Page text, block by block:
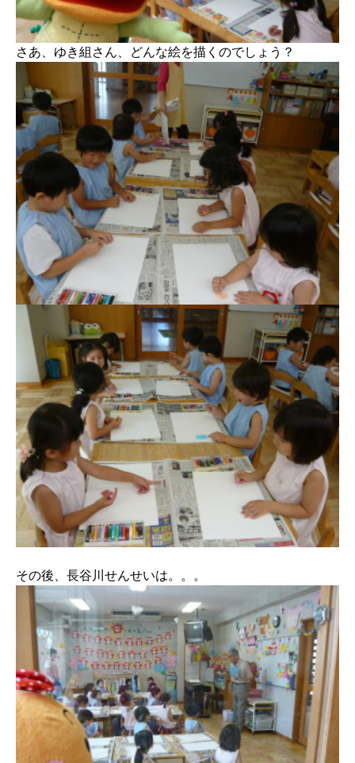
さあ、ゆき組さん、どんな絵を描くのでしょう？
その後、長谷川せんせいは。。。